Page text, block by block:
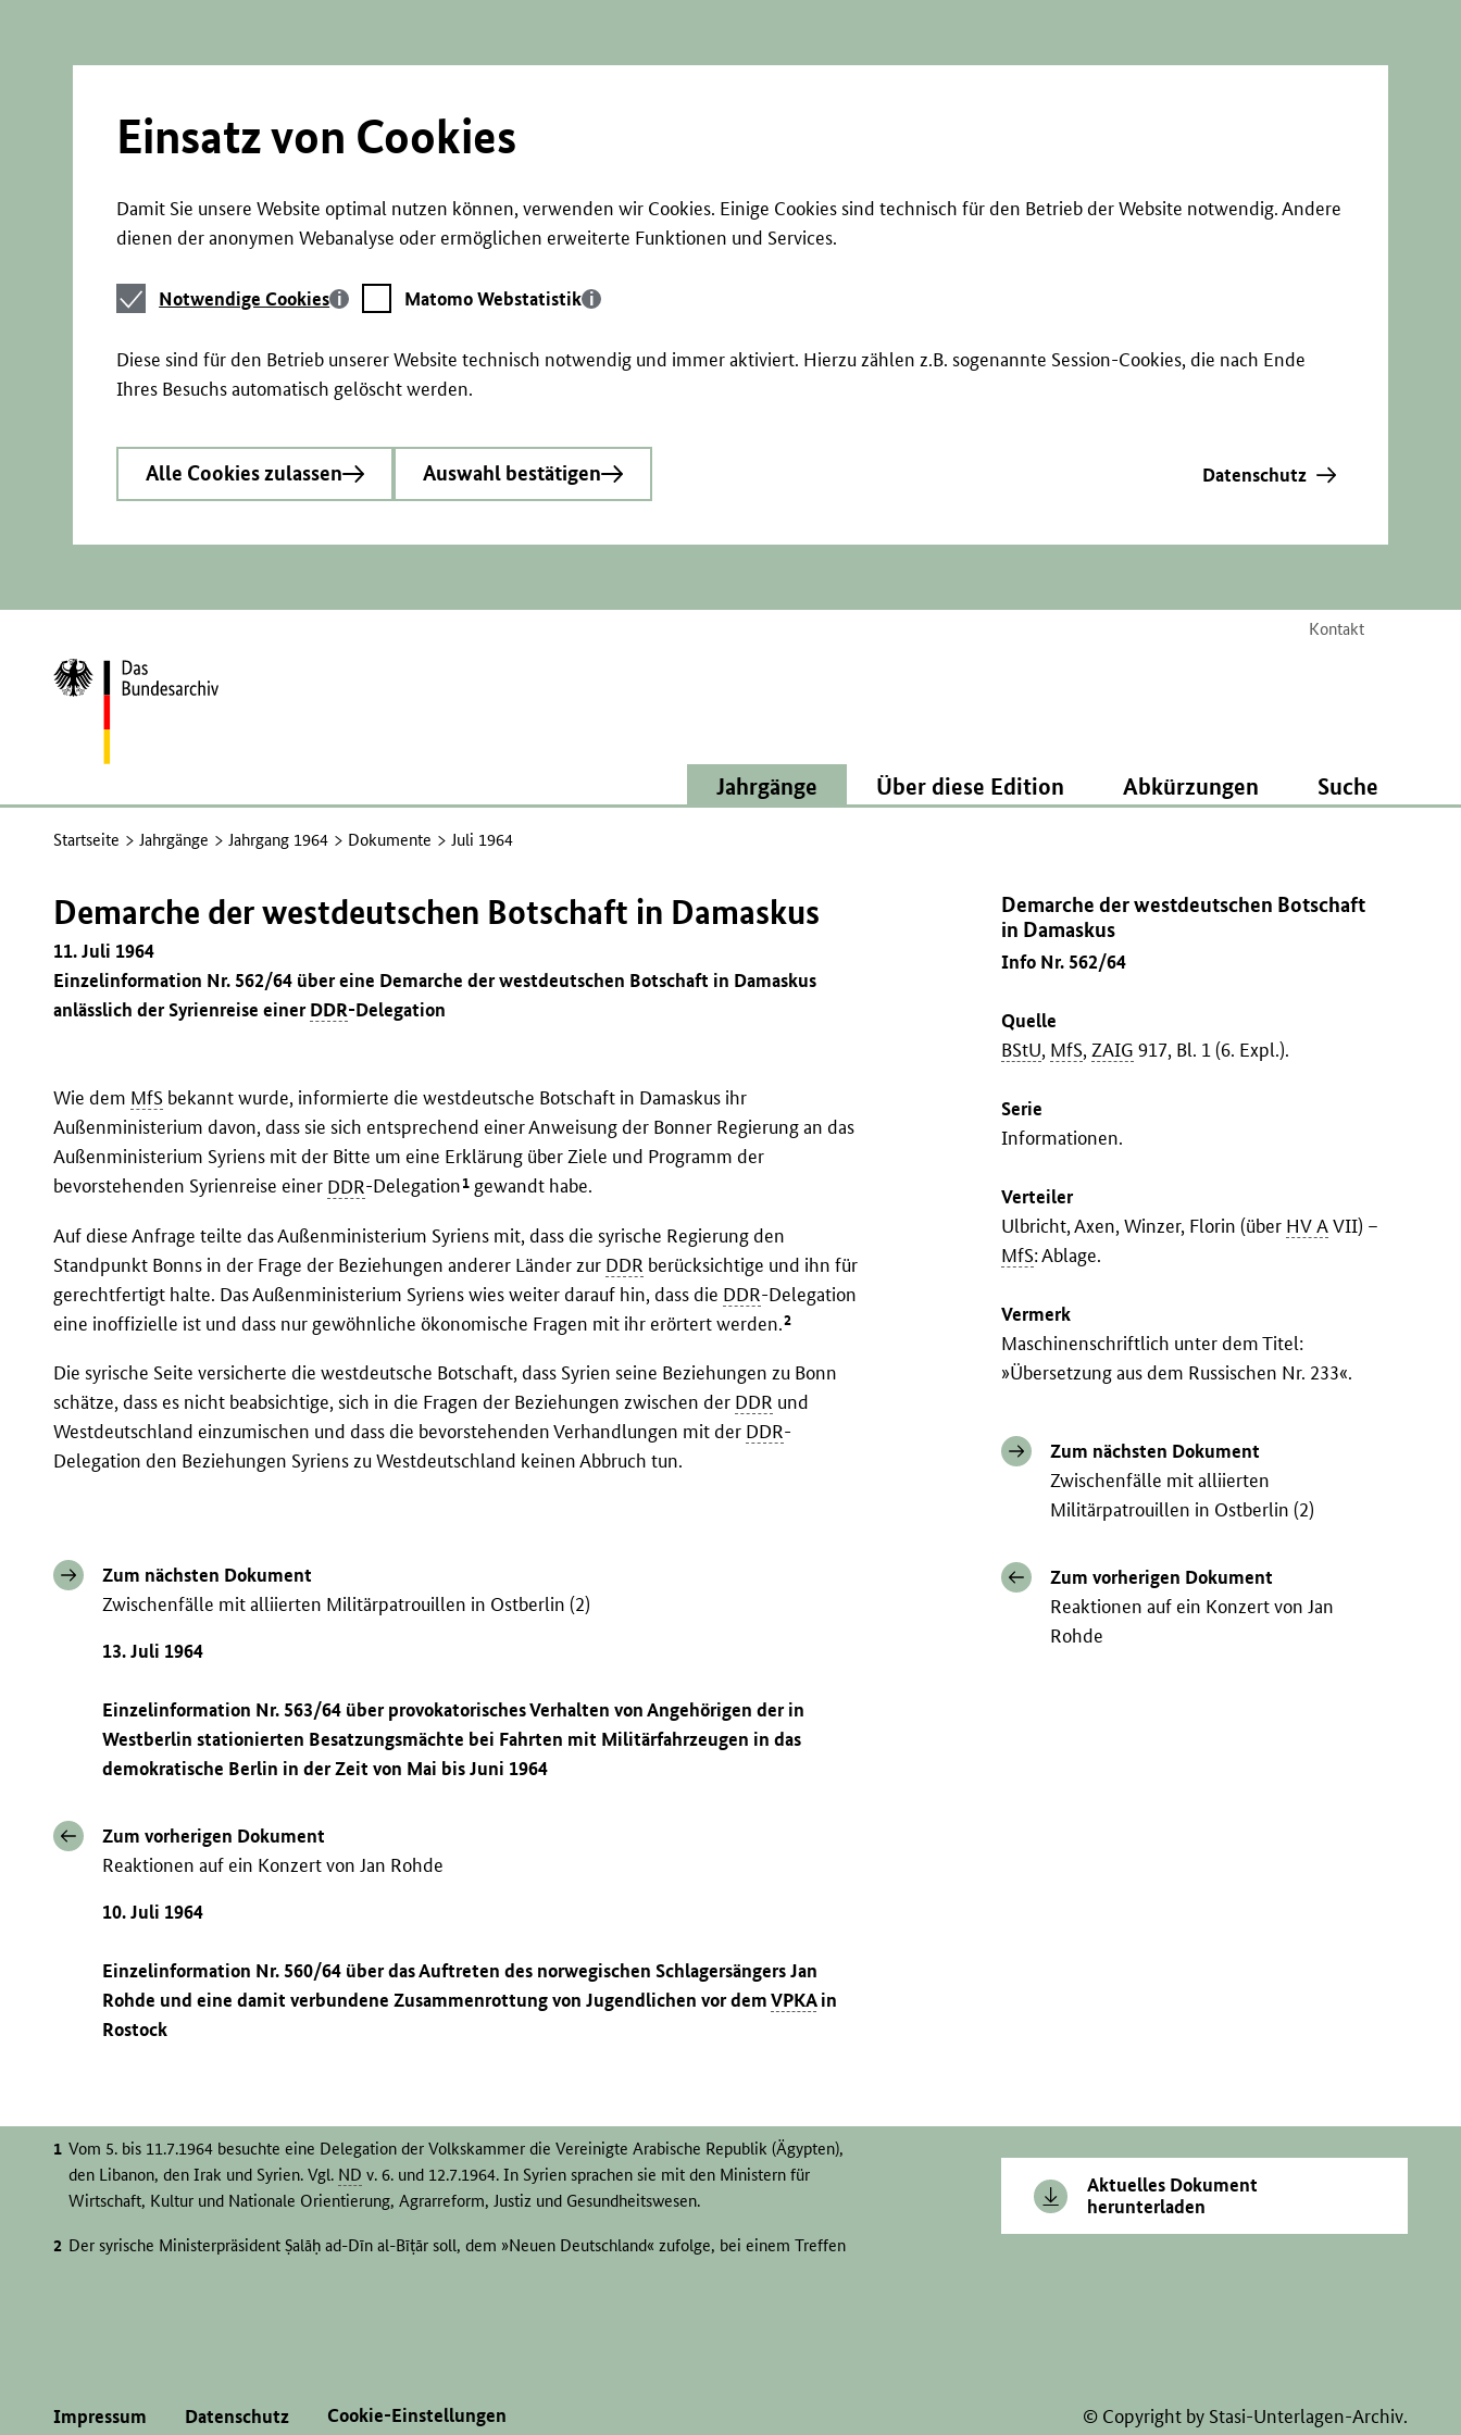
Einsatz von Cookies
Damit Sie unsere Website optimal nutzen können, verwenden wir Cookies. Einige Cookies sind technisch für den Betrieb der Website notwendig. Andere
dienen der anonymen Webanalyse oder ermöglichen erweiterte Funktionen und Services.
Notwendige
Cookies
Notwendige Cookies
Matomo
Webstatistik
Matomo Webstatistik
Diese sind für den Betrieb unserer Website technisch notwendig und immer aktiviert. Hierzu zählen z.B. sogenannte Session-Cookies, die nach Ende
Ihres Besuchs automatisch gelöscht werden.
Alle Cookies zulassen Auswahl bestätigen Datenschutz
Kontakt
Zur
Startseite
Jahrgänge Über diese Edition Abkürzungen Suche
Startseite Jahrgänge Jahrgang 1964 Dokumente Juli 1964
Demarche der westdeutschen Botschaft
in Damaskus
Info Nr. 562/64
Quelle
BStU, MfS,ZAIG 917, Bl. 1 (6. Expl.).
Serie
Informationen.
Verteiler
Ulbricht, Axen, Winzer, Florin (über HV AVII) –
MfS: Ablage.
Vermerk
Maschinenschriftlich unter dem Titel:
»Übersetzung aus dem Russischen Nr. 233«.
Zum nächsten Dokument
Zwischenfälle mit alliierten
Militärpatrouillen in Ostberlin (2)
Zum vorherigen Dokument
Reaktionen auf ein Konzert von Jan
Rohde
Demarche der westdeutschen Botschaft in Damaskus
11. Juli 1964
Einzelinformation Nr. 562/64 über eine Demarche der westdeutschen Botschaft in Damaskus
anlässlich der Syrienreise einerDDR-Delegation
Wie dem MfS bekannt wurde, informierte die westdeutsche Botschaft in Damaskus ihr
Außenministerium davon, dass sie sich entsprechend einer Anweisung der Bonner Regierung an das
Außenministerium Syriens mit der Bitte um eine Erklärung über Ziele und Programm der
bevorstehenden Syrienreise einer DDR-Delegation1 gewandt habe.
Auf diese Anfrage teilte das Außenministerium Syriens mit, dass die syrische Regierung den
Standpunkt Bonns in der Frage der Beziehungen anderer Länder zur DDR berücksichtige und ihn für
gerechtfertigt halte. Das Außenministerium Syriens wies weiter darauf hin, dass die DDR-Delegation
eine inoffizielle ist und dass nur gewöhnliche ökonomische Fragen mit ihr erörtert werden.2
Die syrische Seite versicherte die westdeutsche Botschaft, dass Syrien seine Beziehungen zu Bonn
schätze, dass es nicht beabsichtige, sich in die Fragen der Beziehungen zwischen der DDR und
Westdeutschland einzumischen und dass die bevorstehenden Verhandlungen mit der DDR-
Delegation den Beziehungen Syriens zu Westdeutschland keinen Abbruch tun.
Zum nächsten Dokument
Zwischenfälle mit alliierten Militärpatrouillen in Ostberlin (2)
13. Juli 1964
Einzelinformation Nr. 563/64 über provokatorisches Verhalten von Angehörigen der in
Westberlin stationierten Besatzungsmächte bei Fahrten mit Militärfahrzeugen in das
demokratische Berlin in der Zeit von Mai bis Juni 1964
Zum vorherigen Dokument
Reaktionen auf ein Konzert von Jan Rohde
10. Juli 1964
Einzelinformation Nr. 560/64 über das Auftreten des norwegischen Schlagersängers Jan
Rohde und eine damit verbundene Zusammenrottung von Jugendlichen vor demVPKAin
Rostock
Vom 5. bis 11.7.1964 besuchte eine Delegation der Volkskammer die Vereinigte Arabische Republik (Ägypten),
den Libanon, den Irak und Syrien. Vgl. ND v. 6. und 12.7.1964. In Syrien sprachen sie mit den Ministern für
Wirtschaft, Kultur und Nationale Orientierung, Agrarreform, Justiz und Gesundheitswesen.
Der syrische Ministerpräsident Ṣalāḥ ad-Dīn al-Bīṭār soll, dem »Neuen Deutschland« zufolge, bei einem Treffen
Aktuelles Dokument
herunterladen
Impressum Datenschutz Cookie-Einstellungen © Copyright by Stasi-Unterlagen-Archiv.